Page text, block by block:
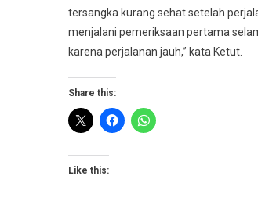
tersangka kurang sehat setelah
menjalani pemeriksaan pertama
karena perjalanan jauh,” kata Ketut.
Share this:
Like this: